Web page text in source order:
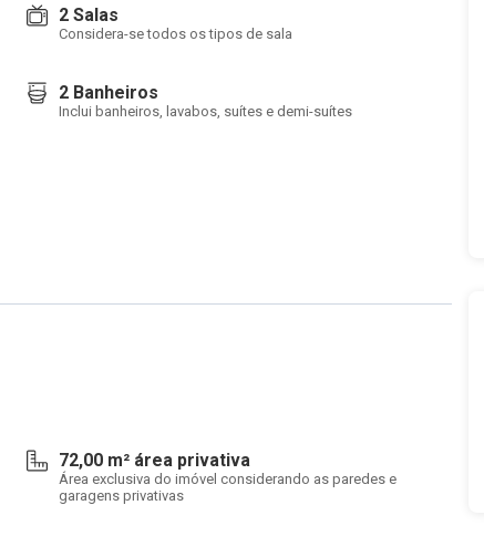
2 Salas
Considera-se todos os tipos de sala
2 Banheiros
Inclui banheiros, lavabos, suítes e demi-suítes
72,00 m² área privativa
Área exclusiva do imóvel considerando as paredes e
garagens privativas